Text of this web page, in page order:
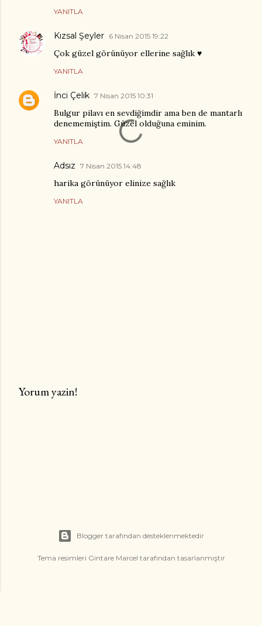
YANITLA
Kızsal Şeyler 6 Nisan 2015 19:22
Çok güzel görünüyor ellerine sağlık ♥
YANITLA
İnci Çelik 7 Nisan 2015 10:31
Bulgur pilavı en sevdiğimdir ama ben de mantarlı
denememiştim. Güzel olduğuna eminim.
YANITLA
Adsız 7 Nisan 2015 14:48
harika görünüyor elinize sağlık
YANITLA
Yorum yazin!
Blogger tarafından desteklenmektedir
Tema resimleri Gintare Marcel tarafından tasarlanmıştır